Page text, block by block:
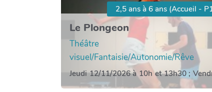
Le Plongeon
Théâtre
visuel/Fantaisie/Autonomie/Rêve
Jeudi 12/11/2026 à 10h et 13h30 ;
13/11/2026 à 10h + 13h30 (option)
2,5 ans à 6 ans (Accueil -